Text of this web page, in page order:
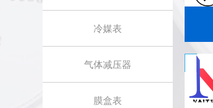
冷媒表
气体减压器
膜盒表